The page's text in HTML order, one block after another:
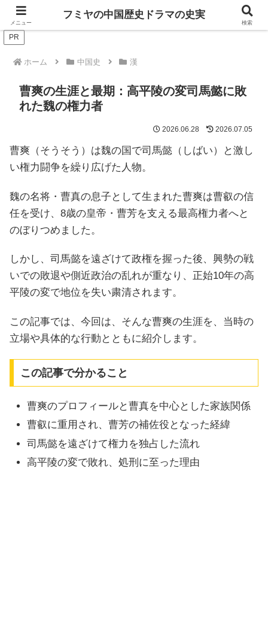
ドラマは歴史を知るともっと面白い！
PR
ホーム 中国史 漢
曹爽の生涯と最期：高平陵の変司馬懿に敗
れた魏の権力者
2026.06.28 2026.07.05
曹爽（そうそう）は魏の国で司馬懿（しばい）と激し
い権力闘争を繰り広げた人物。
魏の名将・曹真の息子として生まれた曹爽は曹叡の信
任を受け、8歳の皇帝・曹芳を支える最高権力者へと
のぼりつめました。
しかし、司馬懿を遠ざけて政権を握った後、興勢の戦
いでの敗退や側近政治の乱れが重なり、正始10年の高
平陵の変で地位を失い粛清されます。
この記事では、今回は、そんな曹爽の生涯を、当時の
立場や具体的な行動とともに紹介します。
この記事で分かること
曹爽のプロフィールと曹真を中心とした家族関係
曹叡に重用され、曹芳の補佐役となった経緯
司馬懿を遠ざけて権力を独占した流れ
高平陵の変で敗れ、処刑に至った理由
メニュー
フミヤの中国歴史ドラマの史実
検索